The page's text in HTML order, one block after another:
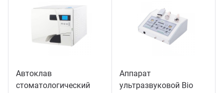
Автоклав
стоматологический
Аппарат
ультразвуковой Bio